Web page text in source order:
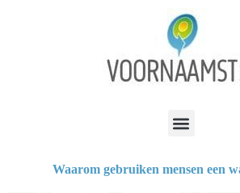
Waarom gebruiken mensen een